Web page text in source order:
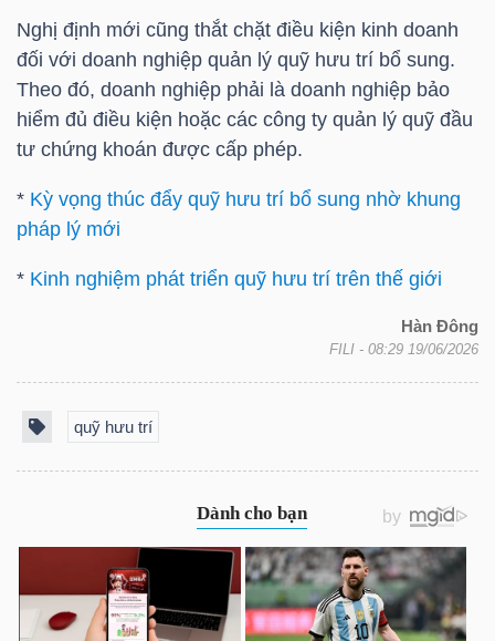
Nghị định mới cũng thắt chặt điều kiện kinh doanh
đối với doanh nghiệp quản lý quỹ hưu trí bổ sung.
Theo đó, doanh nghiệp phải là doanh nghiệp bảo
hiểm đủ điều kiện hoặc các công ty quản lý quỹ đầu
tư chứng khoán được cấp phép.
* Kỳ vọng thúc đẩy quỹ hưu trí bổ sung nhờ khung
pháp lý mới
* Kinh nghiệm phát triển quỹ hưu trí trên thế giới
Hàn Đông
FILI - 08:29 19/06/2026
quỹ hưu trí
TIÊU
THIẾT
YẾU
SỨC
TÀI
CHÍNH